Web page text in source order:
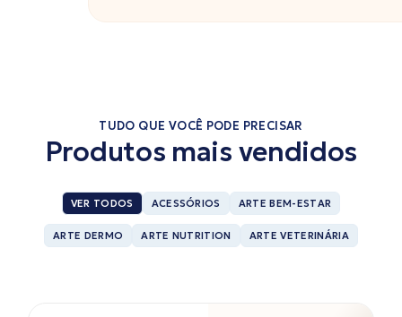
TUDO QUE VOCÊ PODE PRECISAR
Produtos mais vendidos
VER TODOS ACESSÓRIOS ARTE BEM-ESTAR
ARTE DERMO ARTE NUTRITION ARTE VETERINÁRIA